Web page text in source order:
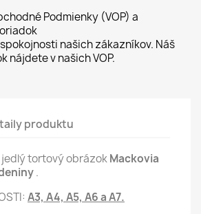
Podmienky (VOP) a
našich zákazníkov. Náš
nájdete v našich VOP.
produktu
tortový obrázokMackovia
.
A3, A4, A5, A6 a A7.